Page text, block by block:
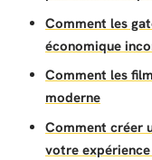
Comment les
économique
Comment les
moderne
Comment créer
votre